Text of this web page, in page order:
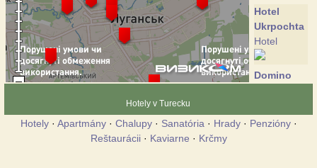
Hotel
Ukrpochta
Hotel
Domino
Druzhba
Hotely v Turecku
Hotely· Apartmány· Chalupy· Sanatória · Hrady· Penzióny·
Reštaurácii· Kaviarne · Krčmy